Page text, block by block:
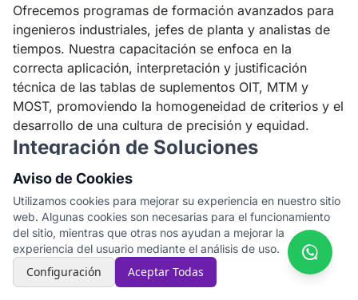
Ofrecemos programas de formación avanzados para
ingenieros industriales, jefes de planta y analistas de
tiempos. Nuestra capacitación se enfoca en la
correcta aplicación, interpretación y justificación
técnica de las tablas de suplementos OIT, MTM y
MOST, promoviendo la homogeneidad de criterios y el
desarrollo de una cultura de precisión y equidad.
Integración de Soluciones
Tecnológicas para la Gestión de
Tiempos
Asesoramos en la implementación y optimización de
software de gestión de tiempos que incorpore el
cálculo de suplementos de manera automatizada y
paramétrica. Para una gestión de tiempos y control de
Aviso de Cookies
Utilizamos cookies para mejorar su experiencia en nuestro sitio
web. Algunas cookies son necesarias para el funcionamiento
del sitio, mientras que otras nos ayudan a mejorar la
experiencia del usuario mediante el análisis de uso.
Configuración Aceptar Todas